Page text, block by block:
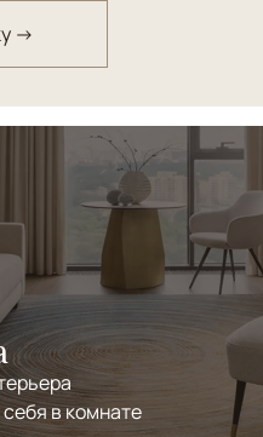
→
в комнате